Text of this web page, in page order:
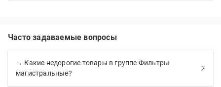
Часто задаваемые вопросы
→ Какие недорогие товары в группе Фильтры
магистральные?